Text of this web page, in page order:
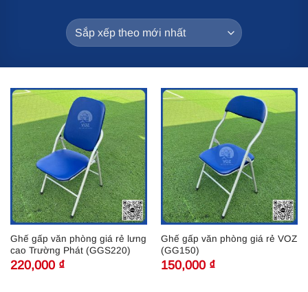
Ghế gấp văn phòng giá rẻ lưng
cao Trường Phát (GGS220)
220,000 ₫
Ghế gấp văn phòng giá rẻ VOZ
(GG150)
150,000 ₫